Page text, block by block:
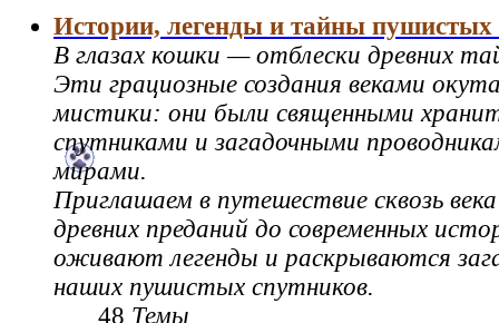
Истории, легенды и тайны пушистых
В глазах кошки — отблески древних
Эти грациозные создания веками
мистики: они были священными
спутниками и загадочными
мирами.
Приглашаем в путешествие сквозь
древних преданий до современных
оживают легенды и раскрываются
наших пушистых спутников.
48 Темы